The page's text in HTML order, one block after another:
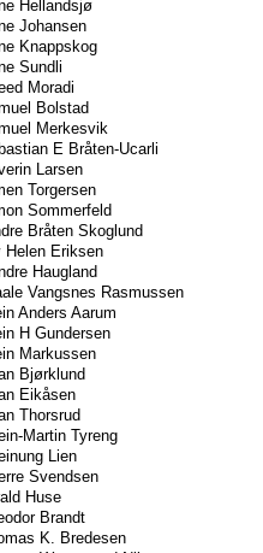
Hellandsjø
Johansen
Knappskog
Sundli
Moradi
Bolstad
Merkesvik
E Bråten-Ucarli
Larsen
Torgersen
Sommerfeld
Bråten Skoglund
Helen Eriksen
Haugland
Vangsnes Rasmussen
Anders Aarum
H Gundersen
Markussen
Bjørklund
Eikåsen
Thorsrud
Martin Tyreng
Lien
Svendsen
Huse
Brandt
K. Bredesen